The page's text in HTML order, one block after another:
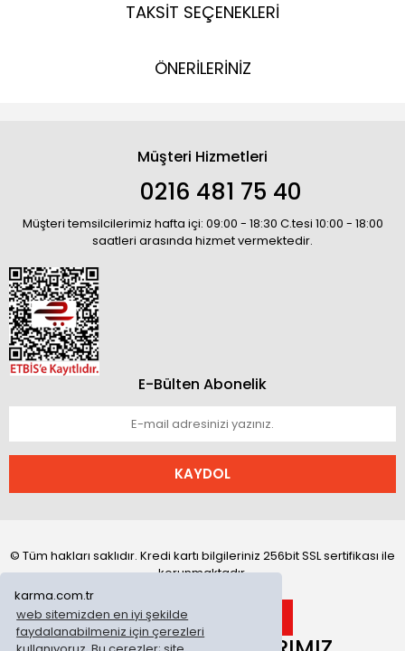
karma.com.tr
web sitemizden en iyi şekilde
faydalanabilmeniz için çerezleri
TAKSİT SEÇENEKLERİ
ÖNERİLERİNİZ
Müşteri Hizmetleri
0216 481 75 40
Müşteri temsilcilerimiz hafta içi: 09:00 - 18:30 C.tesi 10:00 - 18:00
saatleri arasında hizmet vermektedir.
E-Bülten Abonelik
KAYDOL
© Tüm hakları saklıdır. Kredi kartı bilgileriniz 256bit SSL sertifikası ile
korunmaktadır.